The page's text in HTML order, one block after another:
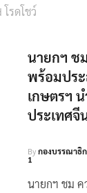
รดโชว์
นายกฯ ช
พร้อมปร
เกษตรฯ
ประเทศจี
Byกองบรรณาธิ
1
นายกฯ ชม ค